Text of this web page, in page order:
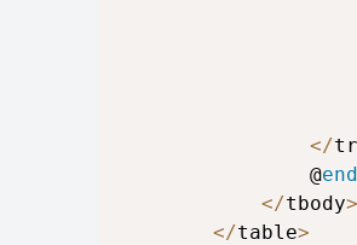
</tr
				@
</tbody>
</table>